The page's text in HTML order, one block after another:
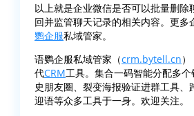
以上就是企业微信是否可以批量删除
回并监管聊天记录的相关内容。更多
鹦企服私域管家。
语鹦企服私域管家（crm.bytell.cn
代CRM工具。集合一码智能分配多
史朋友圈、裂变海报验证进群工具、
迎语等众多工具于一身。欢迎关注。